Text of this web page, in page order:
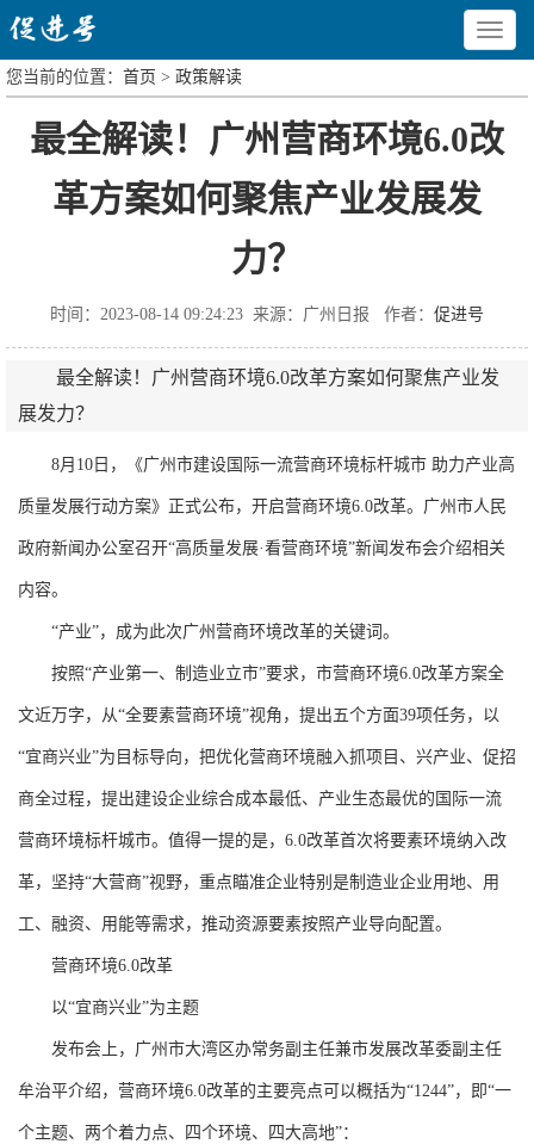
Toggle
您当前的位置： 首页 > 政策解读
最全解读！广州营商环境6.0改
革方案如何聚焦产业发展发
力？
时间：2023-08-14 09:24:23 来源：广州日报 作者： 促进号
最全解读！广州营商环境6.0改革方案如何聚焦产业发
展发力？
8月10日，《广州市建设国际一流营商环境标杆城市 助力产业高
质量发展行动方案》正式公布，开启营商环境6.0改革。广州市人民
政府新闻办公室召开“高质量发展·看营商环境”新闻发布会介绍相关
内容。
“产业”，成为此次广州营商环境改革的关键词。
按照“产业第一、制造业立市”要求，市营商环境6.0改革方案全
文近万字，从“全要素营商环境”视角，提出五个方面39项任务，以
“宜商兴业”为目标导向，把优化营商环境融入抓项目、兴产业、促招
商全过程，提出建设企业综合成本最低、产业生态最优的国际一流
营商环境标杆城市。值得一提的是，6.0改革首次将要素环境纳入改
革，坚持“大营商”视野，重点瞄准企业特别是制造业企业用地、用
工、融资、用能等需求，推动资源要素按照产业导向配置。
营商环境6.0改革
以“宜商兴业”为主题
发布会上，广州市大湾区办常务副主任兼市发展改革委副主任
牟治平介绍，营商环境6.0改革的主要亮点可以概括为“1244”，即“一
个主题、两个着力点、四个环境、四大高地”：